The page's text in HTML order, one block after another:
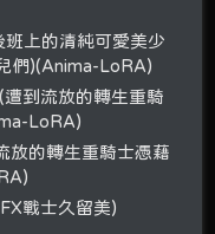
班上的清純可愛美少
們)(Anima-LoRA)
遭到流放的轉生重騎
LoRA)
放的轉生重騎士憑藉
戰士久留美)